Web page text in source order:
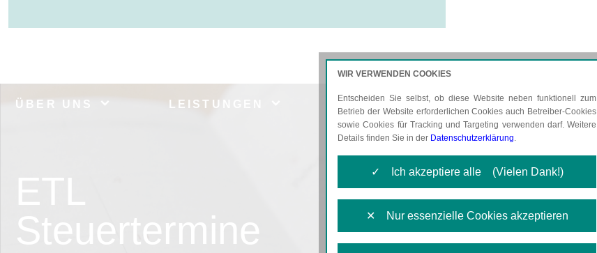
ÜBER UNS LEISTUNGEN AKTUELLES KARRIERE
Steuertermine
WIR VERWENDEN COOKIES
Entscheiden Sie selbst, ob diese Website neben funktionell zum
Betrieb der Website erforderlichen Cookies auch Betreiber-Cookies
sowie Cookies für Tracking und Targeting verwenden darf. Weitere
Details finden Sie in der Datenschutzerklärung.
✓ Ich akzeptiere alle (Vielen Dank!)
✕ Nur essenzielle Cookies akzeptieren